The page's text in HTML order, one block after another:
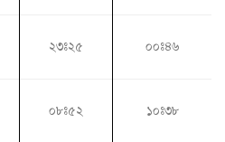
২৩ঃ২৫ ০০ঃ৪৬
০৮ঃ৫২ ১০ঃ৩৮